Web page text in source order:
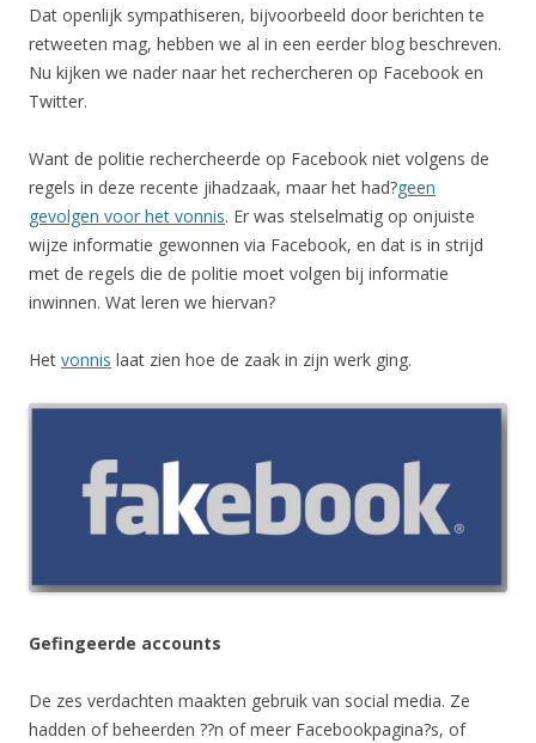
Dat openlijk sympathiseren, bijvoorbeeld door berichten te
retweeten mag, hebben we al in een eerder blog beschreven.
Nu kijken we nader naar het rechercheren op Facebook en
Twitter.
Want de politie rechercheerde op Facebook niet volgens de
regels in deze recente jihadzaak, maar het had?geen
gevolgen voor het vonnis. Er was stelselmatig op onjuiste
wijze informatie gewonnen via Facebook, en dat is in strijd
met de regels die de politie moet volgen bij informatie
inwinnen. Wat leren we hiervan?
Het vonnis laat zien hoe de zaak in zijn werk ging.
Gefingeerde accounts
De zes verdachten maakten gebruik van social media. Ze
hadden of beheerden ??n of meer Facebookpagina?s, of